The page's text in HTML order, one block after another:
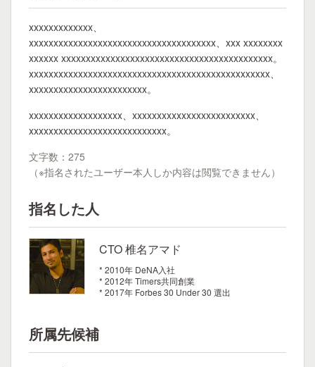
xxxxxxxxxxxxx、
xxxxxxxxxxxxxxxxxxxxxxxxxxxxxxxxxxxxxx、xxx xxxxxxxx
xxxxxx xxxxxxxxxxxxxxxxxxxxxxxxxxxxxxxxxxxxxxxxxxx。
xxxxxxxxxxxxxxxxxxxxxxxxxxxxxxxxxxxxxxxxxxxxxxxxx、
xxxxxxxxxxxxxxxxxxxxxxxx。
xxxxxxxxxxxxxxxxxxx、xxxxxxxxxxxxxxxxxxxxxxxxx、
xxxxxxxxxxxxxxxxxxxxxxxxxxxx。
文字数：275
（※指名されたユーザー本人しか内容は閲覧できません）
指名した人
CTO 椎名アマド
* 2010年 DeNA入社
* 2012年 Timers共同創業
* 2017年 Forbes 30 Under 30 選出
所属先候補